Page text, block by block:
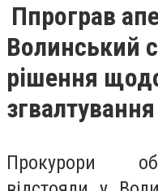
Ппрограв
Волинський
рішення
згвалтування
Прокурори